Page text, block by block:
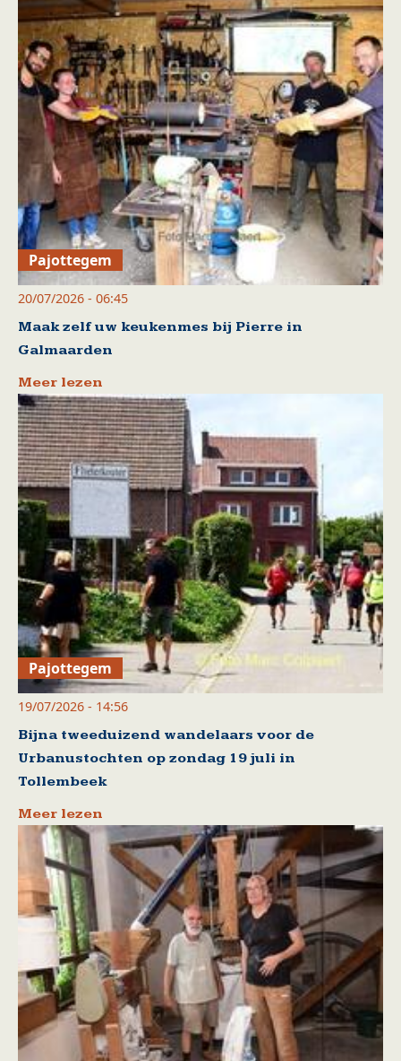
Pajottegem
20/07/2026 - 06:45
Maak zelf uw keukenmes bij Pierre in
Galmaarden
Meer lezen
Pajottegem
19/07/2026 - 14:56
Bijna tweeduizend wandelaars voor de
Urbanustochten op zondag 19 juli in
Tollembeek
Meer lezen